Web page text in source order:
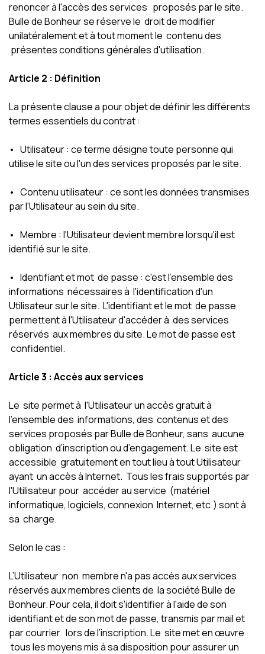
renoncer à l'accès des services proposés par le site.
Bulle de Bonheur se réserve le droit de modifier
unilatéralement et à tout moment le contenu des
présentes conditions générales d'utilisation.
Article 2 : Définition
La présente clause a pour objet de définir les différents
termes essentiels du contrat :
• Utilisateur : ce terme désigne toute personne qui
utilise le site ou l'un des services proposés par le site.
• Contenu utilisateur : ce sont les données transmises
par l'Utilisateur au sein du site.
• Membre : l'Utilisateur devient membre lorsqu'il est
identifié sur le site.
• Identifiant et mot de passe : c'est l'ensemble des
informations nécessaires à l'identification d'un
Utilisateur sur le site. L'identifiant et le mot de passe
permettent à l'Utilisateur d'accéder à des services
réservés aux membres du site. Le mot de passe est
confidentiel.
Article 3 : Accès aux services
Le site permet à l'Utilisateur un accès gratuit à
l’ensemble des informations, des contenus et des
services proposés par Bulle de Bonheur, sans aucune
obligation d’inscription ou d’engagement. Le site est
accessible gratuitement en tout lieu à tout Utilisateur
ayant un accès à Internet. Tous les frais supportés par
l'Utilisateur pour accéder au service (matériel
informatique, logiciels, connexion Internet, etc.) sont à
sa charge.
Selon le cas :
L’Utilisateur non membre n'a pas accès aux services
réservés aux membres clients de la société Bulle de
Bonheur. Pour cela, il doit s'identifier à l'aide de son
identifiant et de son mot de passe, transmis par mail et
par courrier lors de l’inscription. Le site met en œuvre
tous les moyens mis à sa disposition pour assurer un